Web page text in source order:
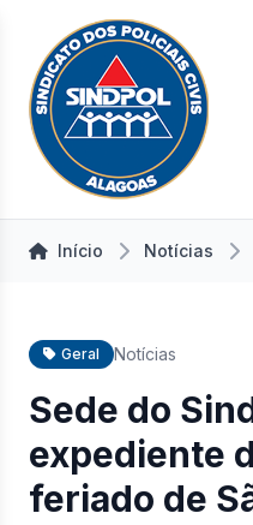
Início Notícias
Geral Notícias
Sede do
expediente
feriado de